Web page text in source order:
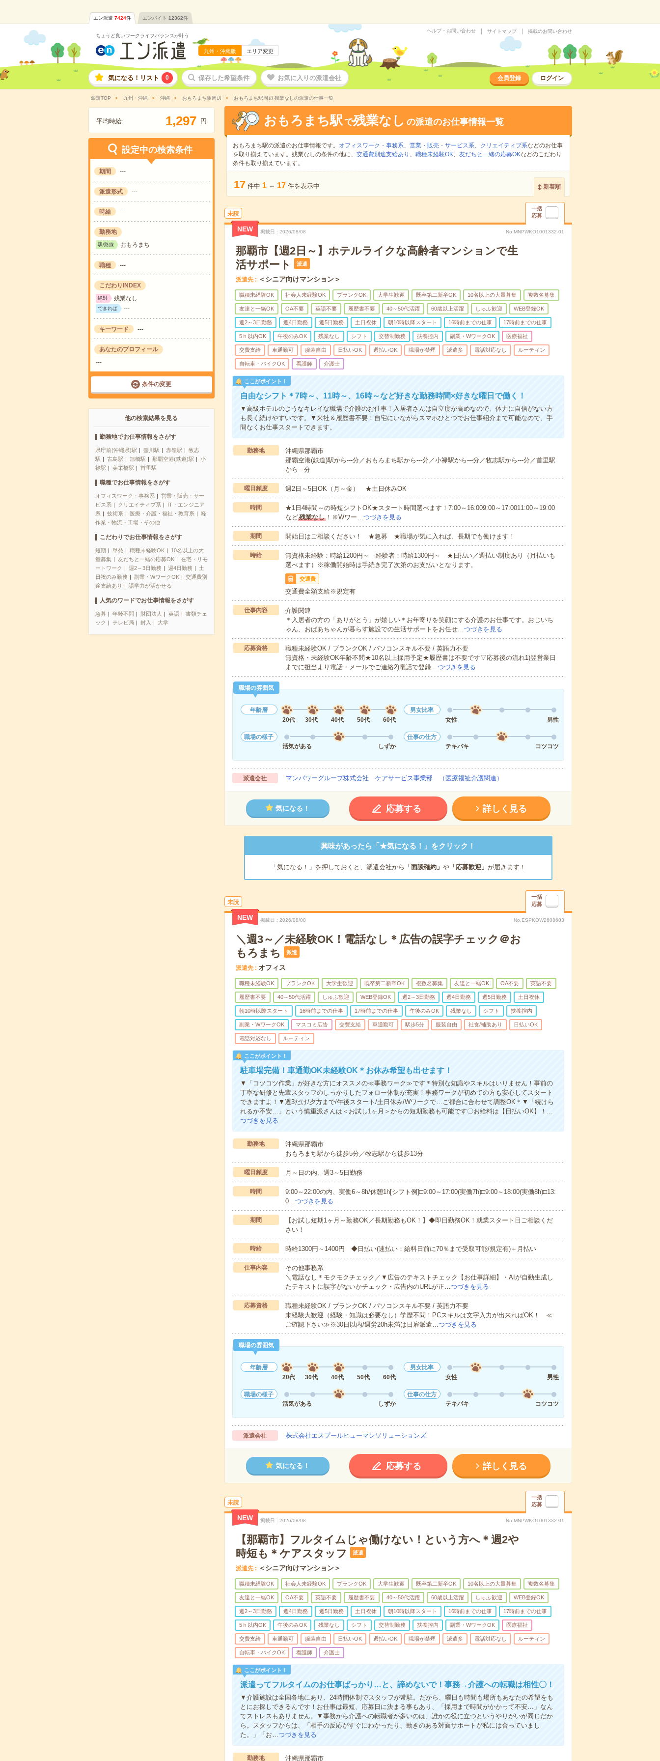
エン派遣 7424件 エンバイト 12362件
ちょうど良いワークライフバランスが叶う
九州・沖縄版 エリア変更
ヘルプ・お問い合わせ サイトマップ 掲載のお問い合わせ
気になる！リスト 0 保存した希望条件 お気に入りの派遣会社 会員登録 ログイン
派遣TOP 九州・沖縄 沖縄 おもろまち駅周辺 おもろまち駅周辺 残業なしの派遣の仕事一覧
平均時給: 1,297 円
設定中の検索条件
期間 ---
派遣形式 ---
時給 ---
勤務地
駅/路線 おもろまち
職種 ---
こだわりINDEX
絶対 残業なし
できれば ---
キーワード ---
あなたのプロフィール
---
条件の変更
他の検索結果を見る
勤務地でお仕事情報をさがす
県庁前(沖縄県)駅 壺川駅 赤嶺駅
牧志
駅
古島駅 旭橋駅 那覇空港(鉄道)駅
小
禄駅
美栄橋駅 首里駅
職種でお仕事情報をさがす
オフィスワーク・事務系
営業・販売・サー
ビス系
クリエイティブ系
IT・エンジニア
系
技術系 医療・介護・福祉・教育系
軽
作業・物流・工場・その他
こだわりでお仕事情報をさがす
短期 単発 職種未経験OK
10名以上の大
量募集
友だちと一緒の応募OK
在宅・リモ
ートワーク
週2～3日勤務 週4日勤務
土
日祝のみ勤務
副業・WワークOK
交通費別
途支給あり
語学力が活かせる
人気のワードでお仕事情報をさがす
急募 年齢不問 財団法人 英語
書類チェ
ック
テレビ局 封入 大学
おもろまち駅 で残業なし の派遣のお仕事情報一覧
おもろまち駅の派遣のお仕事情報です。 オフィスワーク・事務系、 営業・販売・サービス系、 クリエイティブ系などのお仕事
を取り揃えています。残業なしの条件の他に、 交通費別途支給あり 、 職種未経験OK、 友だちと一緒の応募OKなどのこだわり
条件も取り揃えています。
17 件中 1 ～ 17 件を表示中 新着順
未読
一括
応募
NEW 掲載日 2026/08/08 No.MNPWKO1001332-01
那覇市【週2日～】ホテルライクな高齢者マンションで生
活サポート
派遣
派遣先 ＜シニア向けマンション＞
職種未経験OK 社会人未経験OK ブランクOK 大学生歓迎 既卒第二新卒OK 10名以上の大量募集 複数名募集
友達と一緒OK OA不要 英語不要 履歴書不要 40～50代活躍 60歳以上活躍 しゅふ歓迎 WEB登録OK
週2～3日勤務 週4日勤務 週5日勤務 土日祝休 朝10時以降スタート 16時前までの仕事 17時前までの仕事
5ｈ以内OK 午後のみOK 残業なし シフト 交替制勤務 扶養控内 副業・WワークOK 医療福祉
交費支給 車通勤可 服装自由 日払いOK 週払いOK 職場が禁煙 派遣多 電話対応なし ルーティン
自転車・バイクOK 看護師 介護士
ここがポイント！
自由なシフト＊7時～、11時～、16時～など好きな勤務時間×好きな曜日で働く！
▼高級ホテルのようなキレイな職場で介護のお仕事！入居者さんは自立度が高めなので、体力に自信がない方
も長く続けやすいです。▼来社＆履歴書不要！自宅にいながらスマホひとつでお仕事紹介まで可能なので、手
間なくお仕事スタートできます。
勤務地
沖縄県那覇市
那覇空港(鉄道)駅から---分／おもろまち駅から---分／小禄駅から---分／牧志駅から---分／首里駅
から---分
曜日頻度 週2日～5日OK（月～金） ★土日休みOK
時間
★1日4時間～の時短シフトOK★スタート時間選べます！7:00～16:009:00～17:0011:00～19:00
など残業なし！※Wワー…つづきを見る
期間 開始日はご相談ください！ ★急募 ★職場が気に入れば、長期でも働けます！
時給
無資格未経験：時給1200円～ 経験者：時給1300円～ ★日払い／週払い制度あり（月払いも
選べます）※稼働開始時は手続き完了次第のお支払いとなります。
交通費
交通費全額支給※規定有
仕事内容
介護関連
＊入居者の方の「ありがとう」が嬉しい＊お年寄りを笑顔にする介護のお仕事です。おじいち
ゃん、おばあちゃんが暮らす施設での生活サポートをお任せ…つづきを見る
応募資格
職種未経験OK / ブランクOK / パソコンスキル不要 / 英語力不要
無資格・未経験OK年齢不問★10名以上採用予定★履歴書は不要です▽応募後の流れ1)翌営業日
までに担当より電話・メールでご連絡2)電話で登録…つづきを見る
職場の雰囲気
年齢層
20代
30代 40代 50代 60代
男女比率
女性
男性
職場の様子
活気がある
しずか
仕事の仕方
テキパキ
コツコツ
派遣会社 マンパワーグループ株式会社 ケアサービス事業部 （医療福祉介護関連）
気になる！ 応募する 詳しく見る
興味があったら「★気になる！」をクリック！
「気になる！」を押しておくと、派遣会社から 「面談確約」 や「応募歓迎」 が届きます！
未読
一括
応募
NEW 掲載日 2026/08/08 No.ESPKOW2608603
＼週3～／未経験OK！電話なし＊広告の誤字チェック＠お
もろまち
派遣
派遣先 オフィス
職種未経験OK ブランクOK 大学生歓迎 既卒第二新卒OK 複数名募集 友達と一緒OK OA不要 英語不要
履歴書不要 40～50代活躍 しゅふ歓迎 WEB登録OK 週2～3日勤務 週4日勤務 週5日勤務 土日祝休
朝10時以降スタート 16時前までの仕事 17時前までの仕事 午後のみOK 残業なし シフト 扶養控内
副業・WワークOK マスコミ広告 交費支給 車通勤可 駅歩5分 服装自由 社食/補助あり 日払いOK
電話対応なし ルーティン
ここがポイント！
駐車場完備！車通勤OK未経験OK＊お休み希望も出せます！
▼「コツコツ作業」が好きな方にオススメの≪事務ワーク≫です＊特別な知識やスキルはいりません！事前の
丁寧な研修と先輩スタッフのしっかりしたフォロー体制が充実！事務ワークが初めての方も安心してスタート
できますよ！▼週3だけ/夕方まで/午後スタート/土日休み/Wワークで…ご都合に合わせて調整OK＊▼「続けら
れるか不安…」という慎重派さんは＜お試し1ヶ月＞からの短期勤務も可能です〇お給料は【日払いOK】！…
つづきを見る
勤務地
沖縄県那覇市
おもろまち駅から徒歩5分／牧志駅から徒歩13分
曜日頻度 月～日の内、週3～5日勤務
時間
9:00～22:00の内、実働6～8h/休憩1h[シフト例]□9:00～17:00(実働7h)□9:00～18:00(実働8h)□13:
0…つづきを見る
期間
【お試し短期1ヶ月～勤務OK／長期勤務もOK！】◆即日勤務OK！就業スタート日ご相談くだ
さい！
時給 時給1300円～1400円 ◆日払い(速払い：給料日前に70％まで受取可能/規定有)＋月払い
仕事内容
その他事務系
＼電話なし＊モクモクチェック／▼広告のテキストチェック【お仕事詳細】・AIが自動生成し
たテキストに誤字がないかチェック・広告内のURLが正…つづきを見る
応募資格
職種未経験OK / ブランクOK / パソコンスキル不要 / 英語力不要
未経験大歓迎（経験・知識は必要なし）学歴不問！PCスキルは文字入力が出来ればOK！ ≪
ご確認下さい≫※30日以内/週労20h未満は日雇派遣…つづきを見る
職場の雰囲気
年齢層
20代
30代 40代 50代 60代
男女比率
女性
男性
職場の様子
活気がある
しずか
仕事の仕方
テキパキ
コツコツ
派遣会社 株式会社エスプールヒューマンソリューションズ
気になる！ 応募する 詳しく見る
未読
一括
応募
NEW 掲載日 2026/08/08 No.MNPWKO1001332-01
【那覇市】フルタイムじゃ働けない！という方へ＊週2や
時短も＊ケアスタッフ
派遣
派遣先 ＜シニア向けマンション＞
職種未経験OK 社会人未経験OK ブランクOK 大学生歓迎 既卒第二新卒OK 10名以上の大量募集 複数名募集
友達と一緒OK OA不要 英語不要 履歴書不要 40～50代活躍 60歳以上活躍 しゅふ歓迎 WEB登録OK
週2～3日勤務 週4日勤務 週5日勤務 土日祝休 朝10時以降スタート 16時前までの仕事 17時前までの仕事
5ｈ以内OK 午後のみOK 残業なし シフト 交替制勤務 扶養控内 副業・WワークOK 医療福祉
交費支給 車通勤可 服装自由 日払いOK 週払いOK 職場が禁煙 派遣多 電話対応なし ルーティン
自転車・バイクOK 看護師 介護士
ここがポイント！
派遣ってフルタイムのお仕事ばっかり…と、諦めないで！事務→介護への転職は相性〇！
▼介護施設は全国各地にあり、24時間体制でスタッフが常駐。だから、曜日も時間も場所もあなたの希望をも
とにお探しできるんです！お仕事は最短、応募日に決まる事もあり、「採用まで時間がかかって不安…」なん
てストレスもありません。▼事務から介護への転職者が多いのは、誰かの役に立つというやりがいが同じだか
ら。スタッフからは、「相手の反応がすぐにわかったり、動きのある対面サポートが私には合っていまし
た。」「お…つづきを見る
勤務地 沖縄県那覇市